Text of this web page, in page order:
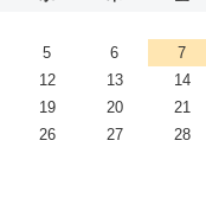
5 6 7
12 13 14
19 20 21
26 27 28